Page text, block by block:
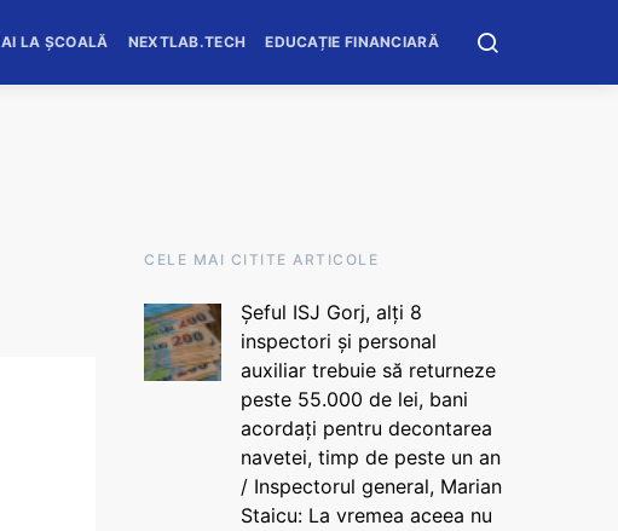
AI LA ȘCOALĂ NEXTLAB.TECH EDUCAȚIE FINANCIARĂ
CELE MAI CITITE ARTICOLE
Șeful ISJ Gorj, alți 8
inspectori și personal
auxiliar trebuie să returneze
peste 55.000 de lei, bani
acordați pentru decontarea
navetei, timp de peste un an
/ Inspectorul general, Marian
Staicu: La vremea aceea nu